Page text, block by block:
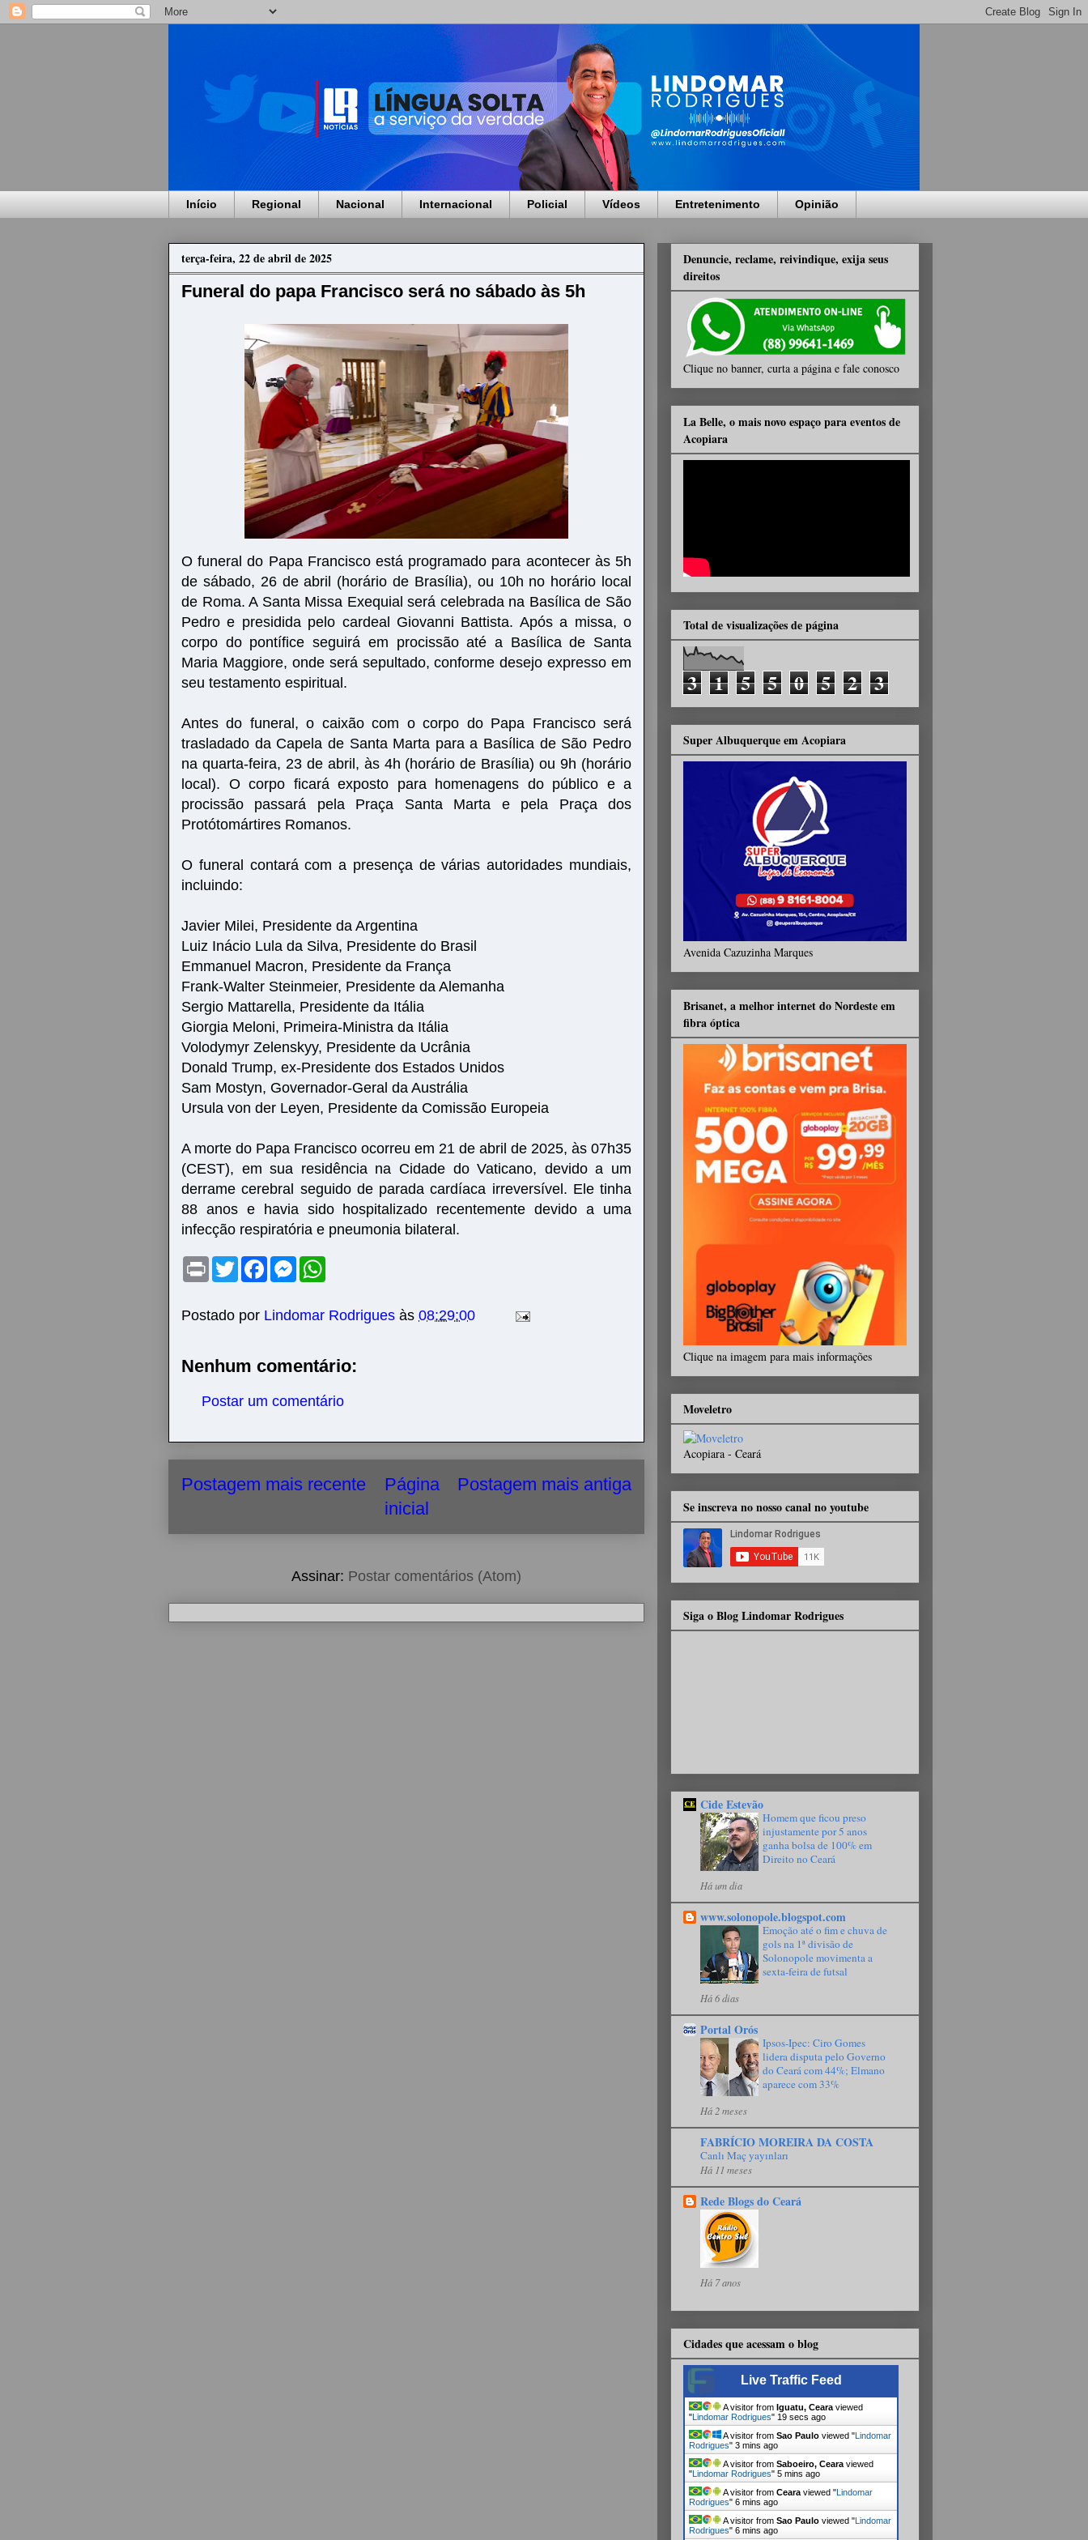
Início Regional Nacional Internacional Policial Vídeos Entretenimento Opinião
terça-feira, 22 de abril de 2025
Funeral do papa Francisco será no sábado às 5h
O funeral do Papa Francisco está programado para acontecer às 5h
de sábado, 26 de abril (horário de Brasília), ou 10h no horário local
de Roma. A Santa Missa Exequial será celebrada na Basílica de São
Pedro e presidida pelo cardeal Giovanni Battista. Após a missa, o
corpo do pontífice seguirá em procissão até a Basílica de Santa
Maria Maggiore, onde será sepultado, conforme desejo expresso em
seu testamento espiritual.
Antes do funeral, o caixão com o corpo do Papa Francisco será
trasladado da Capela de Santa Marta para a Basílica de São Pedro
na quarta-feira, 23 de abril, às 4h (horário de Brasília) ou 9h (horário
local). O corpo ficará exposto para homenagens do público e a
procissão passará pela Praça Santa Marta e pela Praça dos
Protótomártires Romanos.
O funeral contará com a presença de várias autoridades mundiais,
incluindo:
Javier Milei, Presidente da Argentina
Luiz Inácio Lula da Silva, Presidente do Brasil
Emmanuel Macron, Presidente da França
Frank-Walter Steinmeier, Presidente da Alemanha
Sergio Mattarella, Presidente da Itália
Giorgia Meloni, Primeira-Ministra da Itália
Volodymyr Zelenskyy, Presidente da Ucrânia
Donald Trump, ex-Presidente dos Estados Unidos
Sam Mostyn, Governador-Geral da Austrália
Ursula von der Leyen, Presidente da Comissão Europeia
A morte do Papa Francisco ocorreu em 21 de abril de 2025, às 07h35
(CEST), em sua residência na Cidade do Vaticano, devido a um
derrame cerebral seguido de parada cardíaca irreversível. Ele tinha
88 anos e havia sido hospitalizado recentemente devido a uma
infecção respiratória e pneumonia bilateral.
P
t
T
w
t
e
F
a
b
M
e
e
r
s
Postado por Lindomar Rodrigues às 08:29:00
Nenhum comentário:
Postar um comentário
Postagem mais recente Postagem mais antiga
Página
inicial
Assinar: Postar comentários (Atom)
Denuncie, reclame, reivindique, exija seus
direitos
Clique no banner, curta a página e fale conosco
La Belle, o mais novo espaço para eventos de
Acopiara
Total de visualizações de página
3 1 5 5 0 5 2 3
Super Albuquerque em Acopiara
Avenida Cazuzinha Marques
Brisanet, a melhor internet do Nordeste em
fibra óptica
Clique na imagem para mais informações
Moveletro
Acopiara - Ceará
Se inscreva no nosso canal no youtube
Siga o Blog Lindomar Rodrigues
Cide Estevão
Homem que ficou preso
injustamente por 5 anos
ganha bolsa de 100% em
Direito no Ceará
Há um dia
www.solonopole.blogspot.com
Emoção até o fim e chuva de
gols na 1ª divisão de
Solonopole movimenta a
sexta-feira de futsal
Há 6 dias
Portal Orós
Ipsos-Ipec: Ciro Gomes
lidera disputa pelo Governo
do Ceará com 44%; Elmano
aparece com 33%
Há 2 meses
FABRÍCIO MOREIRA DA COSTA
Canlı Maç yayınları
Há 11 meses
Rede Blogs do Ceará
Há 7 anos
Cidades que acessam o blog
Live Traffic Feed
A visitor from Iguatu, Ceara viewed
" Lindomar Rodrigues" 19 secs ago
A visitor from Sao Paulo viewed " Lindomar
Rodrigues" 3 mins ago
A visitor from Saboeiro, Ceara viewed
" Lindomar Rodrigues" 5 mins ago
A visitor from Ceara viewed " Lindomar
Rodrigues" 6 mins ago
A visitor from Sao Paulo viewed " Lindomar
Rodrigues" 6 mins ago